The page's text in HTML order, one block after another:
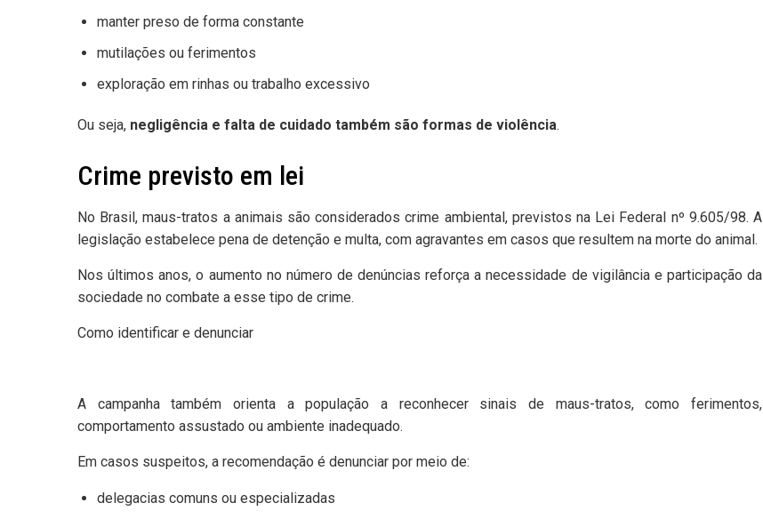
manter preso de forma constante
mutilações ou ferimentos
exploração em rinhas ou trabalho excessivo
Ou seja, negligência e falta de cuidado também são formas de violência.
Crime previsto em lei
No Brasil, maus-tratos a animais são considerados crime ambiental, previstos na Lei Federal nº 9.605/98. A
legislação estabelece pena de detenção e multa, com agravantes em casos que resultem na morte do animal.
Nos últimos anos, o aumento no número de denúncias reforça a necessidade de vigilância e participação da
sociedade no combate a esse tipo de crime.
Como identificar e denunciar
A campanha também orienta a população a reconhecer sinais de maus-tratos, como ferimentos,
comportamento assustado ou ambiente inadequado.
Em casos suspeitos, a recomendação é denunciar por meio de:
delegacias comuns ou especializadas